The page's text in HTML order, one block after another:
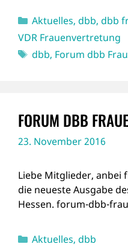
Kategorien
Aktuelles, dbb, dbb
VDR Frauenvertretung
Schlagwörter
dbb, Forum dbb
FORUM DBB
23. November 2016
Liebe Mitglieder, anbei
die neueste Ausgabe
Hessen. forum-dbb-
Kategorien
Aktuelles, dbb